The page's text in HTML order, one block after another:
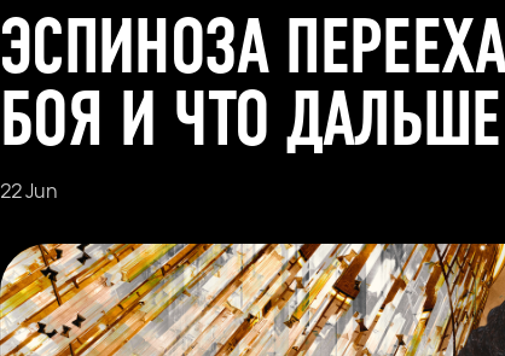
ЭСПИНОЗА
БОЯ И ЧТО ДАЛЬШЕ
22 Jun